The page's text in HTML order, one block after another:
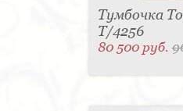
Тумбочка
T/4256
80 500 руб.